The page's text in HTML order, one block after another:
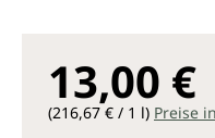
13,00 €
(216,67 € / 1 l) Preise